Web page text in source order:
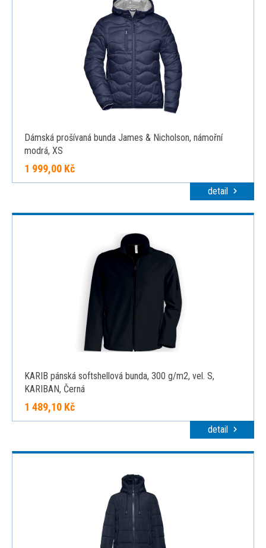
Dámská prošívaná bunda James & Nicholson, námořní
modrá, XS
1 999,00 Kč
detail
KARIB pánská softshellová bunda, 300 g/m2, vel. S,
KARIBAN, Černá
1 489,10 Kč
detail